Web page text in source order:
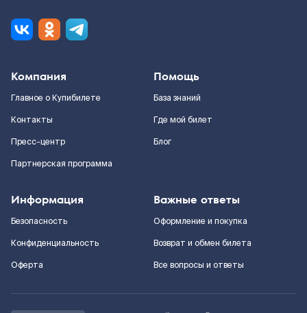
Компания
Главное о Купибилете
Контакты
Пресс-центр
Партнерская программа
Помощь
База знаний
Где мой билет
Блог
Информация
Безопасность
Конфиденциальность
Оферта
Важные ответы
Оформление и покупка
Возврат и обмен билета
Все вопросы и ответы